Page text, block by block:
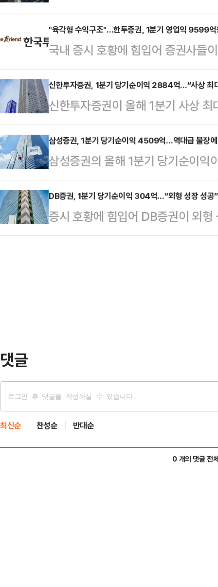
브 영향으로 고객자산(AUM)이 불
(PI) 성과와 해외법인 최대 실적까
양새다.미래에셋증권은 12일 올해
을 기록했다고 전했다.증권업계에
래에셋증권이 최초다.영업이익은
가했다. 세전이익은 1조3576억 원
기자본이익률(ROE)…
"육각형 수익구조"…한투증권, 1분기 영업익 9599억
국내 증시 호황에 힘입어 증권사들
투자증권은 14일 잠정실적을 공시
융(IB)·자산관리 등 전 부문에서 고
과시한 모양새다.이날 공시에 따르
이익은 9599억원으로 집계됐다.
규모다.같은 기간 당기순이익은
서 한투증권은 지난해 국내 증권업
조원을 돌파하며…
신한투자증권, 1분기 당기순이익 2884억…“사상 최
신한투자증권이 올해 1분기 사상
원 전자공시시스템에 따르면 신한
익은 2884억원으로, 지난해 1분
기간 영업이익은 3864억원으로
증가했다.영업이익과 당기순이익
도 개선됐다.자기자본이익률
인 영업이익경비율(CIR)은
올…
삼성증권, 1분기 당기순이익 4509억…역대급 불장에
삼성증권의 올해 1분기 당기순이익
이즈’를 기록했다.11일 금융감독원
해 1분기 연결 기준 당기순이익은
대비 81.5% 늘었다.이는 역대 최
원)보다 높다. 시장 전망치가 약
DB증권, 1분기 당기순이익 304억…“외형 성장 성공”
증시 호황에 힘입어 DB증권이 외
공시시스템에 따르면 DB증권의
댓글
최신순 찬성순 반대순
0 개의 댓글 전